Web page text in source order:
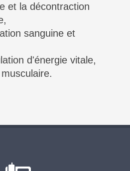
et la décontraction
sanguine et
d'énergie vitale,